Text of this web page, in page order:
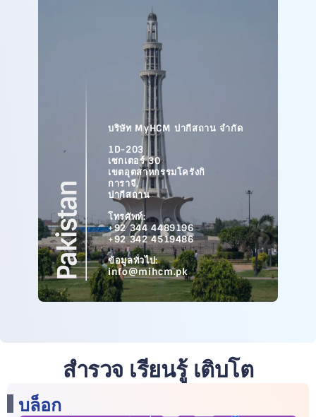
บริษัท MyHCM ปากีสถาน จำกัด
1D-203
เซกเตอร์ 30
เขตอุตสาหกรรมโครังกิ
การาจี,
ปากีสถาน
โทรศัพท์:
+92 344 4489196
+92 342 4519486
ข้อมูลทั่วไป:
info@mihcm.pk
สำรวจ เรียนรู้ เติบโต
บล็อก